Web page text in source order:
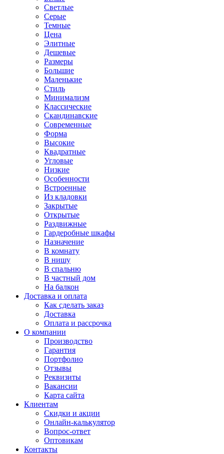
Светлые
Серые
Темные
Цена
Элитные
Дешевые
Размеры
Большие
Маленькие
Стиль
Минимализм
Классические
Скандинавские
Современные
Форма
Высокие
Квадратные
Угловые
Низкие
Особенности
Встроенные
Из кладовки
Закрытые
Открытые
Раздвижные
Гардеробные шкафы
Назначение
В комнату
В нишу
В спальню
В частный дом
На балкон
Доставка и оплата
Как сделать заказ
Доставка
Оплата и рассрочка
О компании
Производство
Гарантия
Портфолио
Отзывы
Реквизиты
Вакансии
Карта сайта
Клиентам
Скидки и акции
Онлайн-калькулятор
Вопрос-ответ
Оптовикам
Контакты